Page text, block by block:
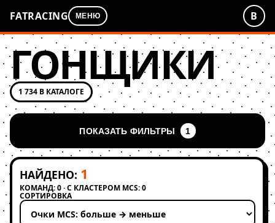
FATRACING МЕНЮ В
ГОНЩИКИ
1 734 В КАТАЛОГЕ
ПОКАЗАТЬ ФИЛЬТРЫ 1
НАЙДЕНО: 1
КОМАНД: 0 · С КЛАСТЕРОМ MCS: 0
СОРТИРОВКА
Применить сортировку